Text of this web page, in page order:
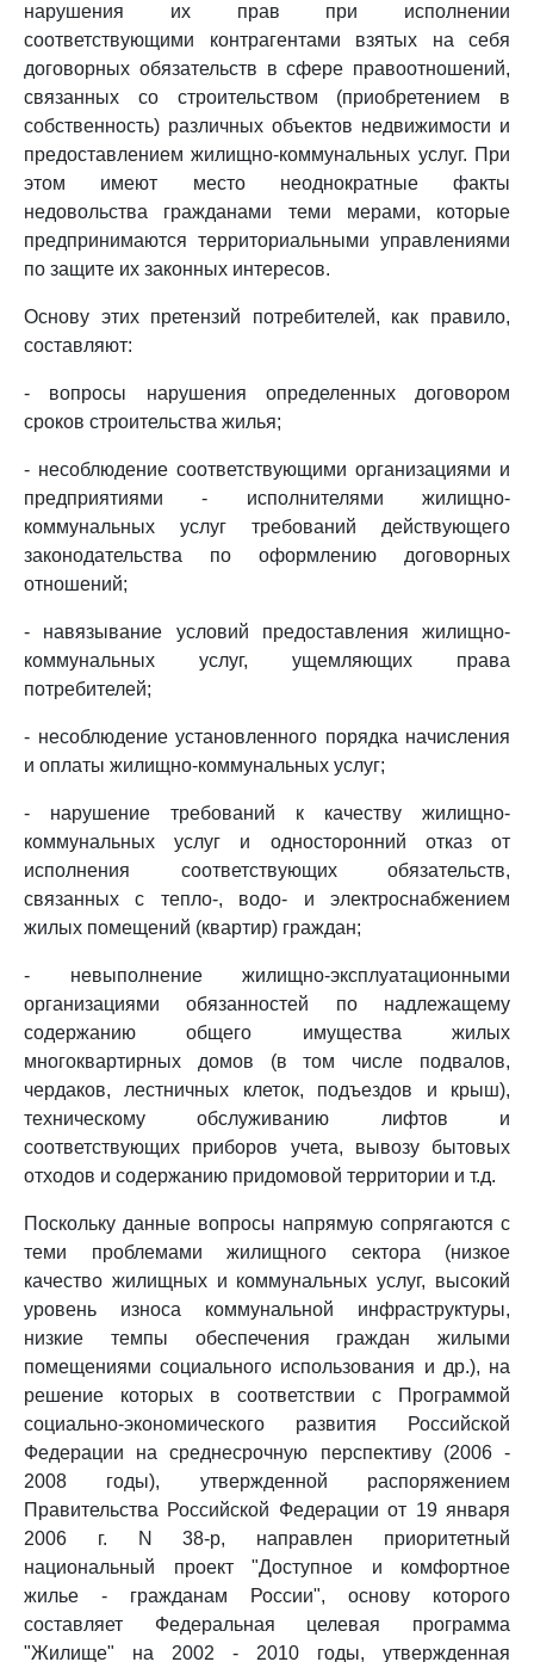
нарушения их прав при исполнении
соответствующими контрагентами взятых на себя
договорных обязательств в сфере правоотношений,
связанных со строительством (приобретением в
собственность) различных объектов недвижимости и
предоставлением жилищно-коммунальных услуг. При
этом имеют место неоднократные факты
недовольства гражданами теми мерами, которые
предпринимаются территориальными управлениями
по защите их законных интересов.
Основу этих претензий потребителей, как правило,
составляют:
- вопросы нарушения определенных договором
сроков строительства жилья;
- несоблюдение соответствующими организациями и
предприятиями - исполнителями жилищно-
коммунальных услуг требований действующего
законодательства по оформлению договорных
отношений;
- навязывание условий предоставления жилищно-
коммунальных услуг, ущемляющих права
потребителей;
- несоблюдение установленного порядка начисления
и оплаты жилищно-коммунальных услуг;
- нарушение требований к качеству жилищно-
коммунальных услуг и односторонний отказ от
исполнения соответствующих обязательств,
связанных с тепло-, водо- и электроснабжением
жилых помещений (квартир) граждан;
- невыполнение жилищно-эксплуатационными
организациями обязанностей по надлежащему
содержанию общего имущества жилых
многоквартирных домов (в том числе подвалов,
чердаков, лестничных клеток, подъездов и крыш),
техническому обслуживанию лифтов и
соответствующих приборов учета, вывозу бытовых
отходов и содержанию придомовой территории и т.д.
Поскольку данные вопросы напрямую сопрягаются с
теми проблемами жилищного сектора (низкое
качество жилищных и коммунальных услуг, высокий
уровень износа коммунальной инфраструктуры,
низкие темпы обеспечения граждан жилыми
помещениями социального использования и др.), на
решение которых в соответствии с Программой
социально-экономического развития Российской
Федерации на среднесрочную перспективу (2006 -
2008 годы), утвержденной распоряжением
Правительства Российской Федерации от 19 января
2006 г. N 38-р, направлен приоритетный
национальный проект "Доступное и комфортное
жилье - гражданам России", основу которого
составляет Федеральная целевая программа
"Жилище" на 2002 - 2010 годы, утвержденная